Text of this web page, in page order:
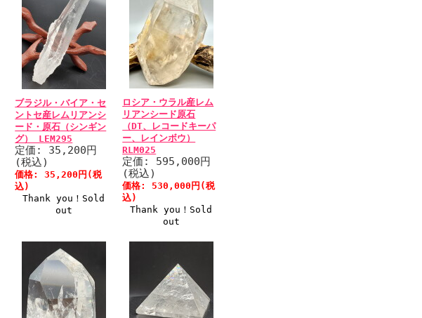
ブラジル・バイア・セ
ントセ産レムリアンシ
ード・原石（シンギン
グ） LEM295
定価: 35,200円
(税込)
価格: 35,200円(税
込)
Thank you！Sold
out
ロシア・ウラル産レム
リアンシード原石
（DT、レコードキーパ
ー、レインボウ）
RLM025
定価: 595,000円
(税込)
価格: 530,000円(税
込)
Thank you！Sold
out